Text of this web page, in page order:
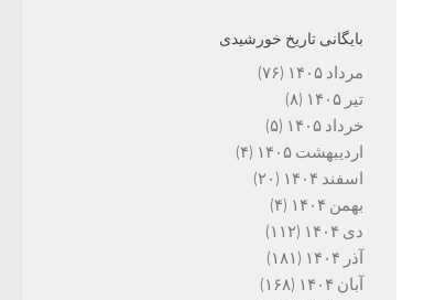
بایگانی تاریخ خورشیدی
مرداد ۱۴۰۵
(۷۶)
تیر ۱۴۰۵
(۸)
خرداد ۱۴۰۵
(۵)
اردیبهشت ۱۴۰۵
(۴)
اسفند ۱۴۰۴
(۲۰)
بهمن ۱۴۰۴
(۴)
دی ۱۴۰۴
(۱۱۲)
آذر ۱۴۰۴
(۱۸۱)
آبان ۱۴۰۴
(۱۶۸)